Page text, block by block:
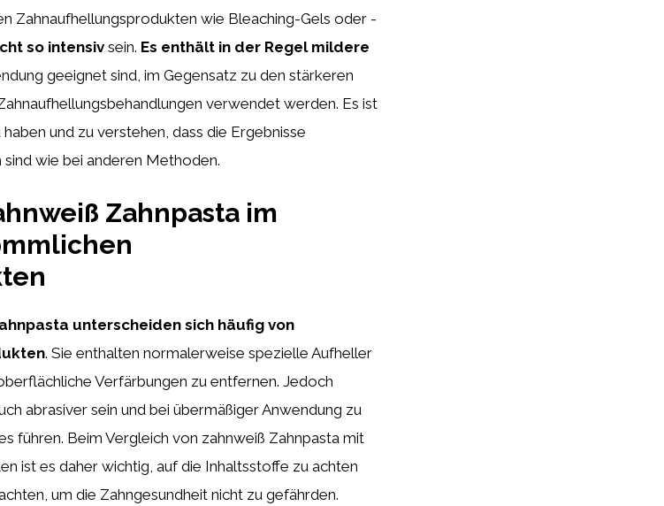
Zahnaufhellungsprodukten wie Bleaching-Gels oder -
so intensivsein. Es enthält in der Regel mildere
geeignet sind, im Gegensatz zu den stärkeren
verwendet werden. Es ist
und zu verstehen, dass die Ergebnisse
wie bei anderen Methoden.
Zahnpasta im
unterscheiden sich häufig von
. Sie enthalten normalerweise spezielle Aufheller
Verfärbungen zu entfernen. Jedoch
abrasiver sein und bei übermäßiger Anwendung zu
führen. Beim Vergleich von zahnweiß Zahnpasta mit
ist es daher wichtig, auf die Inhaltsstoffe zu achten
um die Zahngesundheit nicht zu gefährden.